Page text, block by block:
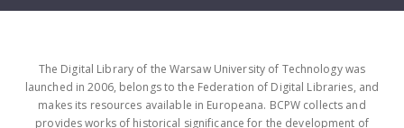
The Digital Library of the Warsaw University of Technology was
launched in 2006, belongs to the Federation of Digital Libraries, and
makes its resources available in Europeana. BCPW collects and
provides works of historical significance for the development of